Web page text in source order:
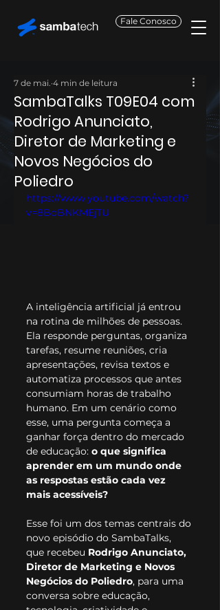
Fale Conosco
SambaTalks T09E04 com
Rodrigo Anunciato,
Diretor de Marketing e
Novos Negócios do
Poliedro
7 de mai. 4 min de leitura
https://www.youtube.com/watch?
v=8BoBNKMEjTU
A inteligência artificial já entrou
na rotina de milhões de pessoas.
Ela responde perguntas, organiza
tarefas, resume reuniões, cria
apresentações, revisa textos e
automatiza processos que antes
consumiam horas de trabalho
humano. Em um cenário como
esse, uma pergunta começa a
ganhar força dentro do mercado
de educação: o que significa
aprender em um mundo onde
as respostas estão cada vez
mais acessíveis?
Esse foi um dos temas centrais do
novo episódio do SambaTalks,
que recebeu Rodrigo Anunciato,
Diretor de Marketing e Novos
Negócios do Poliedro, para uma
conversa sobre educação,